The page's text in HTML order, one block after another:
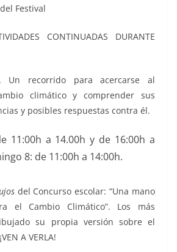
Festival
CONTINUADAS DURANTE
Un recorrido para acercarse al
climático y comprender sus
y posibles respuestas contra él.
11:00h a 14.00h y de 16:00h a
8: de 11:00h a 14:00h.
del Concurso escolar: “Una mano
el Cambio Climático”. Los más
su propia versión sobre el
A VERLA!